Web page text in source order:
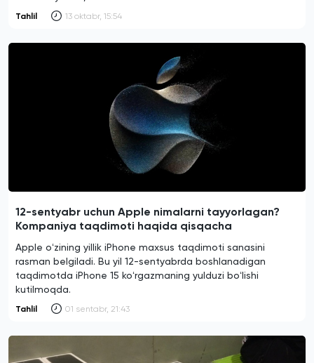
Tahlil 13 oktabr, 15:54
12-sentyabr uchun Apple nimalarni tayyorlagan?
Kompaniya taqdimoti haqida qisqacha
Apple oʻzining yillik iPhone maxsus taqdimoti sanasini
rasman belgiladi. Bu yil 12-sentyabrda boshlanadigan
taqdimotda iPhone 15 koʻrgazmaning yulduzi boʻlishi
kutilmoqda.
Tahlil 01 sentabr, 21:43